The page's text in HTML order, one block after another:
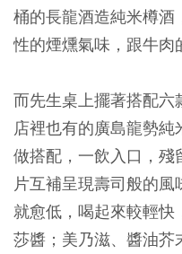
桶的長龍酒造純米樽酒
性的煙燻氣味，跟牛肉
而先生桌上擺著搭配
店裡也有的廣島龍勢
做搭配，一飲入口，殘
片互補呈現壽司般的
就愈低，喝起來較輕
莎醬；美乃滋、醬油芥